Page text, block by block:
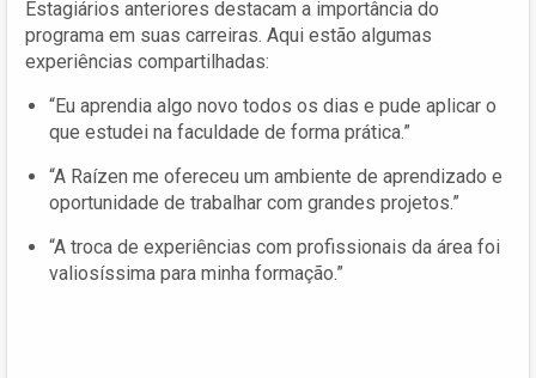
Estagiários anteriores destacam a importância do
programa em suas carreiras. Aqui estão algumas
experiências compartilhadas:
“Eu aprendia algo novo todos os dias e pude aplicar o
que estudei na faculdade de forma prática.”
“A Raízen me ofereceu um ambiente de aprendizado e
oportunidade de trabalhar com grandes projetos.”
“A troca de experiências com profissionais da área foi
valiosíssima para minha formação.”